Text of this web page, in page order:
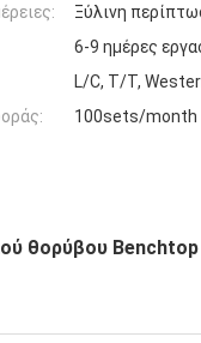
Ξύλινη
6-9 ημέρες
L/C, T/T,
100sets/month
θορύβου